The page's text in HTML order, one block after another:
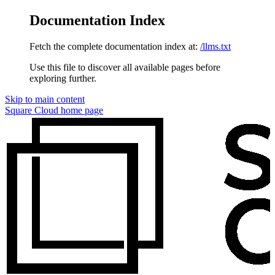
Documentation Index
Fetch the complete documentation index at: /llms.txt
Use this file to discover all available pages before
exploring further.
Skip to main content
Square Cloud home page